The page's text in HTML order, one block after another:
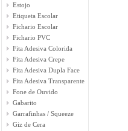
Estojo
Etiqueta Escolar
Fichario Escolar
Fichario PVC
Fita Adesiva Colorida
Fita Adesiva Crepe
Fita Adesiva Dupla Face
Fita Adesiva Transparente
Fone de Ouvido
Gabarito
Garrafinhas / Squeeze
Giz de Cera